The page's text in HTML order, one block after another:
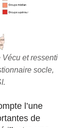
et ressenti
socle,
l’une
de